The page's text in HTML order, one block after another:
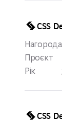
CSS
Нагорода
Проєкт
Рік
CSS